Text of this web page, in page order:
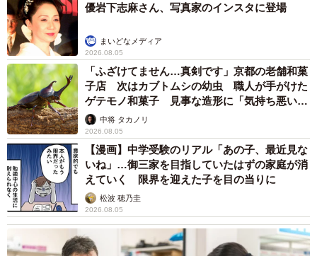
えっ？もうなでなでしていいの？（提供：はみーさん）
ーー保護直後の様子は？
「保護直後は暴れまくりの鳴きまくりで、引っかいたり嚙
んだりと、相当威嚇していて、手のひらと手の甲、腕の数
カ所をざっくりやられて流血しました。でも家に連れて帰
り、段ボールに入れてごはんをあげるとぴたりと鳴きや
み、すぐに寝たようです。保護翌日にはなでさせてくれた
ので、これは根っこは甘えん坊だな～とニコニコしまし
優岩下志麻さん、写真家のインスタに登場
まいどなメディア
2026.08.05
「ふざけてません…真剣です」京都の老舗和菓
子店 次はカブトムシの幼虫 職人が手がけた
ゲテモノ和菓子 見事な造形に「気持ち悪いく
らいリアル」
中将 タカノリ
2026.08.05
【漫画】中学受験のリアル「あの子、最近見な
いね」…御三家を目指していたはずの家庭が消
えていく 限界を迎えた子を目の当りに
松波 穂乃圭
2026.08.05